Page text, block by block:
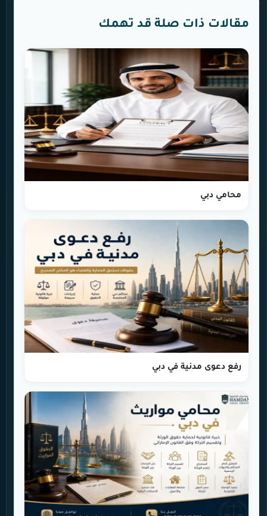
مقالات ذات صلة قد تهمك
محامي دبي
رفع دعوى مدنية في دبي